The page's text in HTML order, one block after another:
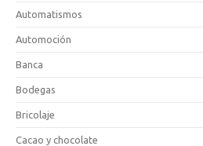
Automatismos
Automoción
Banca
Bodegas
Bricolaje
Cacao y chocolate